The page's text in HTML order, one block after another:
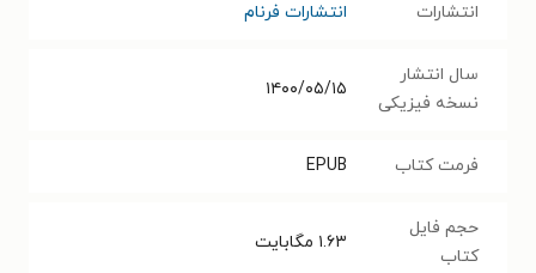
انتشارات انتشارات فرنام
سال انتشار
نسخه فیزیکی
۱۴۰۰/۰۵/۱۵
فرمت کتاب EPUB
حجم فایل
کتاب
۱.۶۳ مگابایت